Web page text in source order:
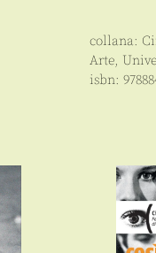
collana:
Arte,
isbn: